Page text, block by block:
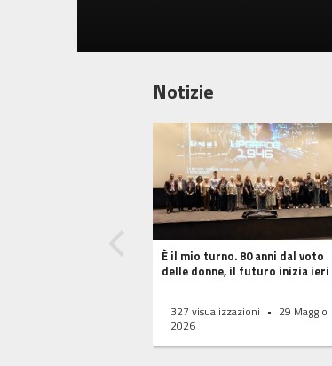
Notizie
È il mio turno. 80 anni dal voto
delle donne, il futuro inizia ieri
327 visualizzazioni
29 Maggio
2026